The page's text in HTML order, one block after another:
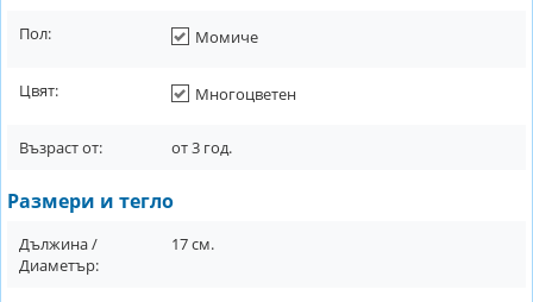
Пол: Момиче
Цвят: Многоцветен
Възраст от: от3 год.
Размери и тегло
Дължина /
Диаметър:
17см.